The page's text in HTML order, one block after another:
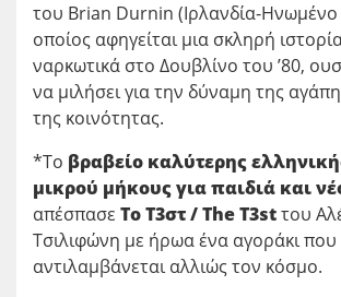
του Brian Durnin (Ιρλανδία-Ηνωμένο
οποίος αφηγείται μια σκληρή
ναρκωτικά στο Δουβλίνο του ’80,
να μιλήσει για την δύναμη της
της κοινότητας.
*Το βραβείο καλύτερης
μικρού μήκους για παιδιά και
απέσπασε Το Τ3στ /TheT3stτου
Τσιλιφώνη με ήρωα ένα αγοράκι που
αντιλαμβάνεται αλλιώς τον κόσμο.